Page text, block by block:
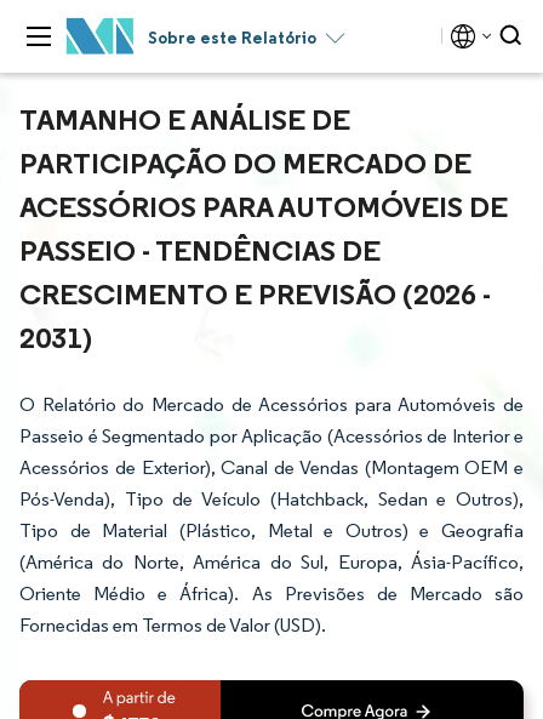
Sobre este Relatório
TAMANHO E ANÁLISE DE
PARTICIPAÇÃO DO MERCADO DE
ACESSÓRIOS PARA AUTOMÓVEIS DE
PASSEIO - TENDÊNCIAS DE
CRESCIMENTO E PREVISÃO (2026 -
2031)
O Relatório do Mercado de Acessórios para Automóveis de
Passeio é Segmentado por Aplicação (Acessórios de Interior e
Acessórios de Exterior), Canal de Vendas (Montagem OEM e
Pós-Venda), Tipo de Veículo (Hatchback, Sedan e Outros),
Tipo de Material (Plástico, Metal e Outros) e Geografia
(América do Norte, América do Sul, Europa, Ásia-Pacífico,
Oriente Médio e África). As Previsões de Mercado são
Fornecidas em Termos de Valor (USD).